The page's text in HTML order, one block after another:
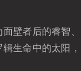
壁者后的睿智、
生命中的太阳，